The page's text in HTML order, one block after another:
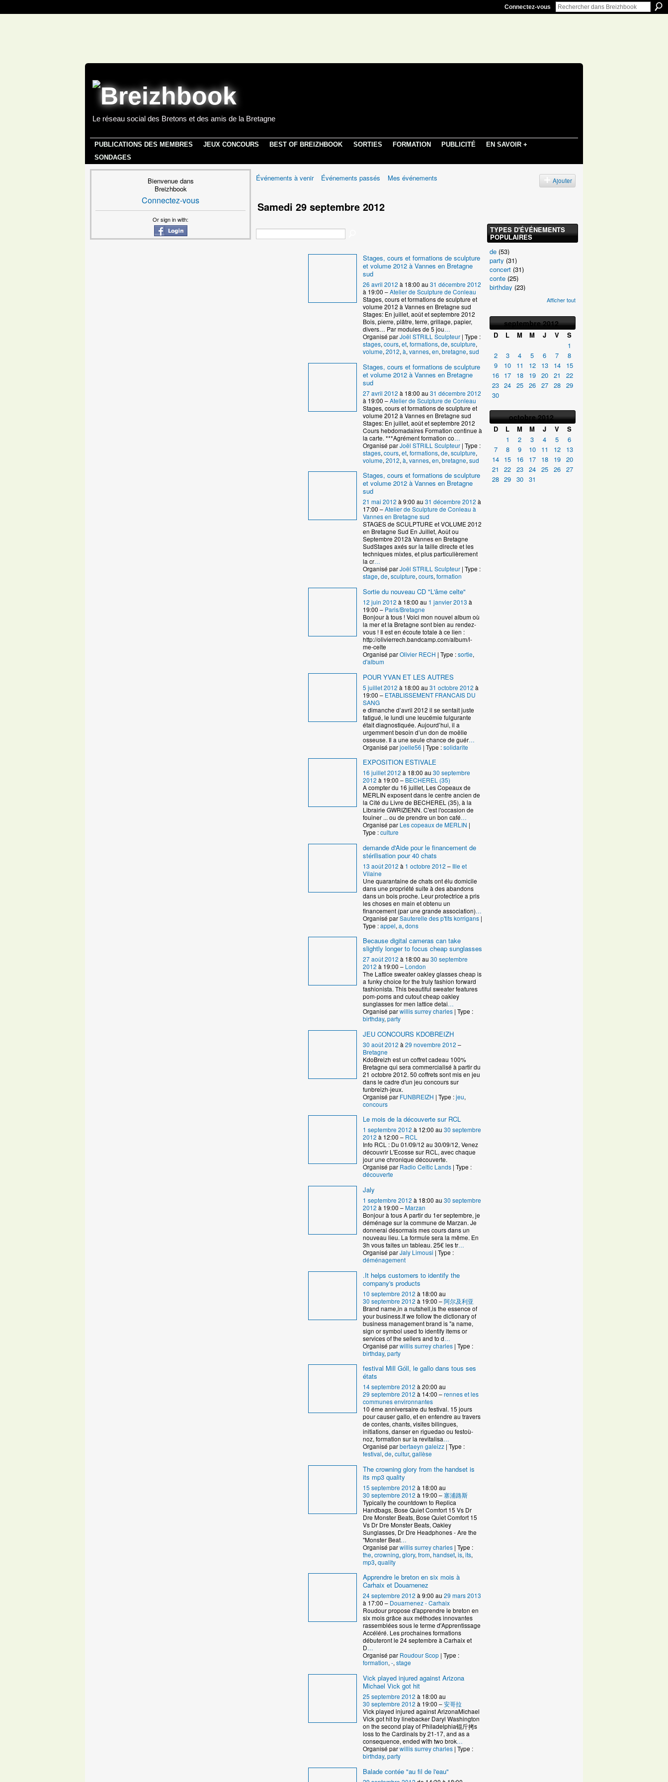
Connectez-vous
Le réseau social des Bretons et des amis de la Bretagne
PUBLICATIONS DES MEMBRES JEUX CONCOURS BEST OF BREIZHBOOK SORTIES FORMATION PUBLICITÉ
EN SAVOIR +
SONDAGES
Bienvenue dans
Breizhbook
Connectez-vous
Or sign in with:
Événements à venir Événements passés Mes événements Ajouter
Samedi 29 septembre 2012
Stages, cours et formations de sculpture
et volume 2012 à Vannes en Bretagne
sud
26 avril 2012 à 18:00 au 31 décembre 2012
à 19:00 –Atelier de Sculpture de Conleau
Stages, cours et formations de sculpture et
volume 2012 à Vannes en Bretagne sud
Stages: En juillet, août et septembre 2012
Bois, pierre, plâtre, terre, grillage, papier,
divers… Par modules de 5 jou…
Organisé parJoël STRILL Sculpteur | Type :
stages, cours, et, formations, de, sculpture,
volume, 2012, à, vannes, en, bretagne, sud
Stages, cours et formations de sculpture
et volume 2012 à Vannes en Bretagne
sud
27 avril 2012 à 18:00 au 31 décembre 2012
à 19:00 –Atelier de Sculpture de Conleau
Stages, cours et formations de sculpture et
volume 2012 à Vannes en Bretagne sud
Stages: En juillet, août et septembre 2012
Cours hebdomadaires Formation continue à
la carte. ***Agrément formation co…
Organisé parJoël STRILL Sculpteur | Type :
stages, cours, et, formations, de, sculpture,
volume, 2012, à, vannes, en, bretagne, sud
Stages, cours et formations de sculpture
et volume 2012 à Vannes en Bretagne
sud
21 mai 2012 à 9:00 au 31 décembre 2012 à
17:00 –Atelier de Sculpture de Conleau à
Vannes en Bretagne sud
STAGES de SCULPTURE et VOLUME 2012
en Bretagne Sud En Juillet, Août ou
Septembre 2012à Vannes en Bretagne
SudStages axés sur la taille directe et les
techniques mixtes, et plus particulièrement
la cr…
Organisé parJoël STRILL Sculpteur | Type :
stage,de,sculpture,cours,formation
Sortie du nouveau CD "L'âme celte"
12 juin 2012 à 18:00 au 1 janvier 2013 à
19:00 – Paris/Bretagne
Bonjour à tous ! Voici mon nouvel album où
la mer et la Bretagne sont bien au rendez-
vous ! Il est en écoute totale à ce lien :
http://olivierrech.bandcamp.com/album/l-
me-celte
Organisé parOlivier RECH | Type :sortie,
d'album
POUR YVAN ET LES AUTRES
5 juillet 2012 à 18:00 au 31 octobre 2012 à
19:00 – ETABLISSEMENT FRANCAIS DU
SANG
e dimanche d’avril 2012 il se sentait juste
fatigué, le lundi une leucémie fulgurante
était diagnostiquée. Aujourd’hui, il a
urgemment besoin d’un don de moëlle
osseuse. Il a une seule chance de guér…
Organisé parjoelle56 | Type :solidarite
EXPOSITION ESTIVALE
16 juillet 2012 à 18:00 au 30 septembre
2012 à 19:00 – BECHEREL (35)
A compter du 16 juillet, Les Copeaux de
MERLIN exposent dans le centre ancien de
la Cité du Livre de BECHEREL (35), à la
Librairie GWRIZIENN. C'est l'occasion de
fouiner ... ou de prendre un bon café…
Organisé par Les copeaux de MERLIN |
Type :culture
demande d'Aide pour le financement de
stérilisation pour 40 chats
13 août 2012 à 1 octobre 2012 – Ille et
Vilaine
Une quarantaine de chats ont élu domicile
dans une propriété suite à des abandons
dans un bois proche. Leur protectrice a pris
les choses en main et obtenu un
financement (par une grande association)…
Organisé parSauterelle des p'tits korrigans |
Type :appel, a, dons
Because digital cameras can take
slightly longer to focus cheap sunglasses
27 août 2012 à 18:00 au 30 septembre
2012 à 19:00 – London
The Lattice sweater oakley glasses cheap is
a funky choice for the truly fashion forward
fashionista. This beautiful sweater features
pom-poms and cutout cheap oakley
sunglasses for men lattice detai…
Organisé parwillis surrey charles | Type :
birthday, party
JEU CONCOURS KDOBREIZH
30 août 2012 à 29 novembre 2012 –
Bretagne
KdoBreizh est un coffret cadeau 100%
Bretagne qui sera commercialisé à partir du
21 octobre 2012. 50 coffrets sont mis en jeu
dans le cadre d'un jeu concours sur
funbreizh-jeux.
Organisé par FUNBREIZH | Type :jeu,
concours
Le mois de la découverte sur RCL
1 septembre 2012 à 12:00 au 30 septembre
2012 à 12:00 – RCL
Info RCL : Du 01/09/12 au 30/09/12, Venez
découvrir L'Ecosse sur RCL, avec chaque
jour une chronique découverte.
Organisé par Radio Celtic Lands | Type :
découverte
Jaly
1 septembre 2012 à 18:00 au 30 septembre
2012 à 19:00 –Marzan
Bonjour à tous A partir du 1er septembre, je
déménage sur la commune de Marzan. Je
donnerai désormais mes cours dans un
nouveau lieu. La formule sera la même. En
3h vous faites un tableau. 25€ les tr…
Organisé parJaly Limousi | Type :
déménagement
.It helps customers to identify the
company's products
10 septembre 2012 à 18:00 au
30 septembre 2012 à 19:00 –阿尔及利亚
Brand name,in a nutshell,is the essence of
your business.If we follow the dictionary of
business management brand is "a name,
sign or symbol used to identify items or
services of the sellers and to d…
Organisé parwillis surrey charles | Type :
birthday, party
festival Mill Góll, le gallo dans tous ses
états
14 septembre 2012 à 20:00 au
29 septembre 2012 à 14:00 –rennes et les
communes environnantes
10 éme anniversaire du festival. 15 jours
pour causer gallo, et en entendre au travers
de contes, chants, visites bilingues,
initiations, danser en riguedao ou festoù-
noz, formation sur la revitalisa…
Organisé parbertaeyn galeizz | Type :
festival, de, cultur, gallèse
The crowning glory from the handset is
its mp3 quality
15 septembre 2012 à 18:00 au
30 septembre 2012 à 19:00 –塞浦路斯
Typically the countdown to Replica
Handbags, Bose Quiet Comfort 15 Vs Dr
Dre Monster Beats, Bose Quiet Comfort 15
Vs Dr Dre Monster Beats, Oakley
Sunglasses, Dr Dre Headphones - Are the
"Monster Beat…
Organisé parwillis surrey charles | Type :
the, crowning, glory, from, handset, is, its,
mp3, quality
Apprendre le breton en six mois à
Carhaix et Douarnenez
24 septembre 2012 à 9:00 au 29 mars 2013
à 17:00 – Douarnenez - Carhaix
Roudour propose d'apprendre le breton en
six mois grâce aux méthodes innovantes
rassemblées sous le terme d'Apprentissage
Accéléré. Les prochaines formations
débuteront le 24 septembre à Carhaix et
D…
Organisé par Roudour Scop | Type :
formation, -, stage
Vick played injured against Arizona
Michael Vick got hit
25 septembre 2012 à 18:00 au
30 septembre 2012 à 19:00 –安哥拉
Vick played injured against ArizonaMichael
Vick got hit by linebacker Daryl Washington
on the second play of Philadelphia锟斤拷s
loss to the Cardinals by 21-17, and as a
consequence, ended with two brok…
Organisé parwillis surrey charles | Type :
birthday, party
Balade contée "au fil de l'eau"
TYPES D'ÉVÉNEMENTS
POPULAIRES
de (53)
party (31)
concert (31)
conte (25)
birthday (23)
Afficher tout
septembre 2012
D L M M J V
S
1
2
3 4 5 6 7
8
9
10 11 12 13 14
15
16 17 18 19 20 21
22
23 24 25 26 27 28
29
30
octobre 2012
D L M M J V
S
1
2 3 4 5
6
7
8 9 10 11 12
13
14 15 16 17 18 19
20
21
22 23 24 25 26
27
28 29 30 31